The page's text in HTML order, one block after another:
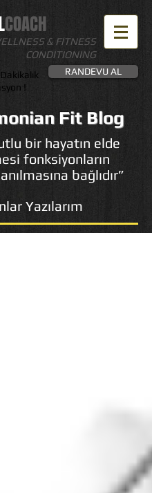
​COACH
& FITNESS
CONDITIONING
!
RANDEVU AL
Fit Blog
bir hayatın elde
fonksiyonların
bağlıdır”
Yazılarım